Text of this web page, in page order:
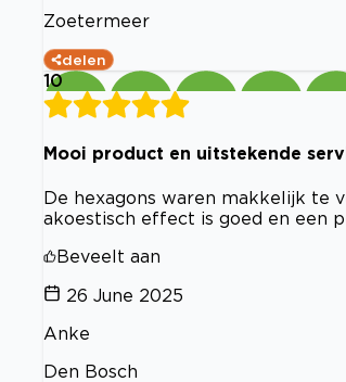
Zoetermeer
delen
10
Mooi product en uitstekende
De hexagons waren makkelijk te
akoestisch effect is goed en een
Beveelt aan
26 June 2025
Anke
Den Bosch